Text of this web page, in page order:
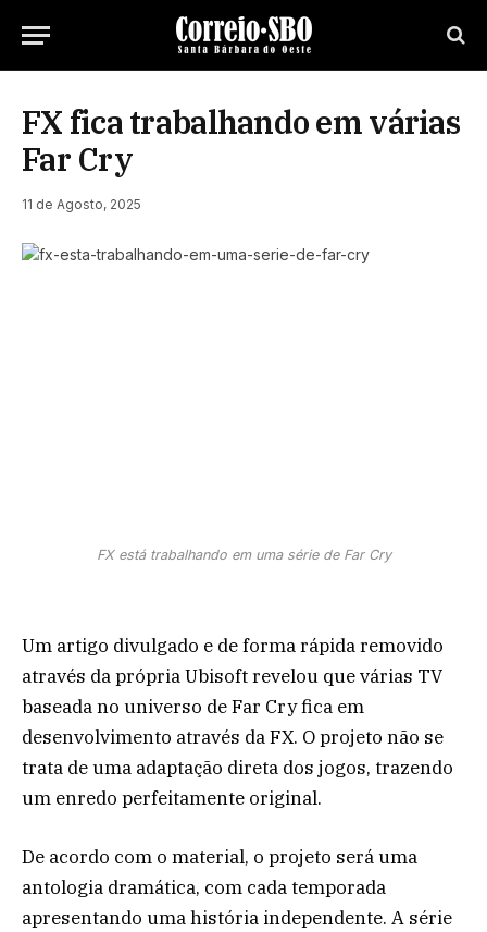
FX fica trabalhando em várias
Far Cry
11 de Agosto, 2025
FX está trabalhando em uma série de Far Cry
Um artigo divulgado e de forma rápida removido
através da própria Ubisoft revelou que várias TV
baseada no universo de Far Cry fica em
desenvolvimento através da FX. O projeto não se
trata de uma adaptação direta dos jogos, trazendo
um enredo perfeitamente original.
De acordo com o material, o projeto será uma
antologia dramática, com cada temporada
apresentando uma história independente. A série